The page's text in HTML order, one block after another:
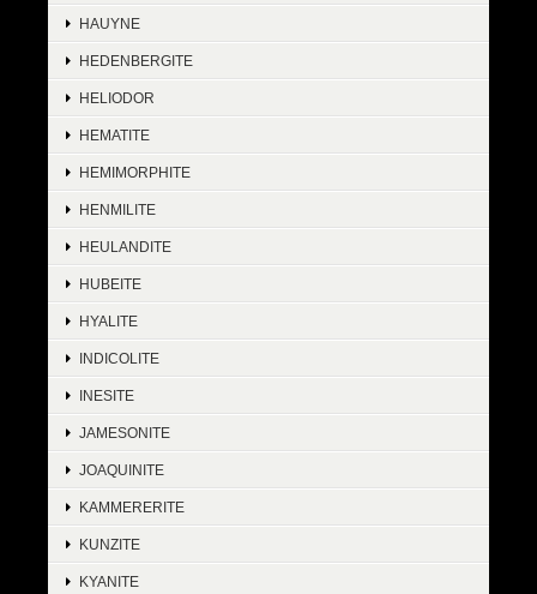
HAUYNE
HEDENBERGITE
HELIODOR
HEMATITE
HEMIMORPHITE
HENMILITE
HEULANDITE
HUBEITE
HYALITE
INDICOLITE
INESITE
JAMESONITE
JOAQUINITE
KAMMERERITE
KUNZITE
KYANITE